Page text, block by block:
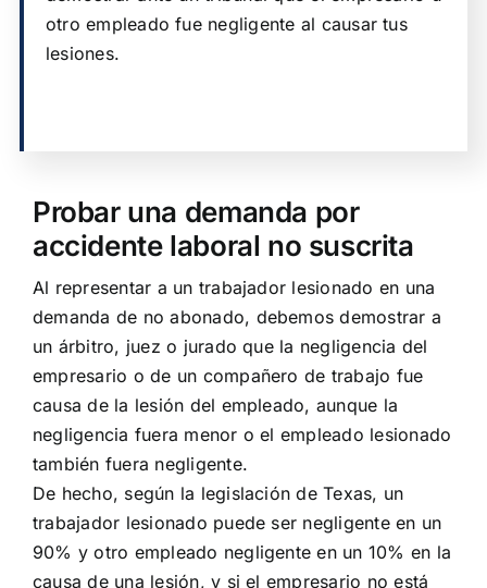
otro empleado fue negligente al causar tus
lesiones.
Probar una demanda por
accidente laboral no suscrita
Al representar a un trabajador lesionado en una
demanda de no abonado, debemos demostrar a
un árbitro, juez o jurado que la negligencia del
empresario o de un compañero de trabajo fue
causa de la lesión del empleado, aunque la
negligencia fuera menor o el empleado lesionado
también fuera negligente.
De hecho, según la legislación de Texas, un
trabajador lesionado puede ser negligente en un
90% y otro empleado negligente en un 10% en la
causa de una lesión, y si el empresario no está